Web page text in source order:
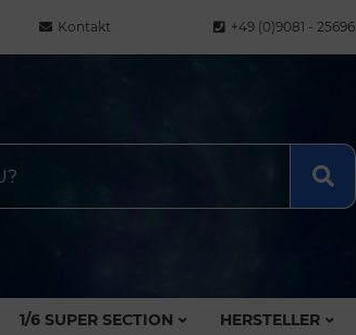
Kontakt +49 (0)9081 - 25696
1/6 SUPER SECTION HERSTELLER